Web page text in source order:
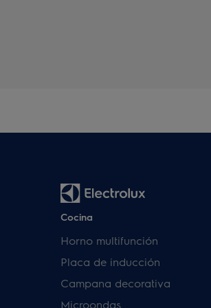
Cocina
Horno multifunción
Placa de inducción
Campana decorativa
Microondas